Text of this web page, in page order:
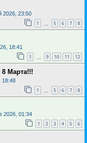
2026, 23:50
1 5 6 7 8
18:41
1 9 10 11 12
Марта!!!
18:48
1 5 6 7 8
2026, 01:34
1 2 3 4 5 6